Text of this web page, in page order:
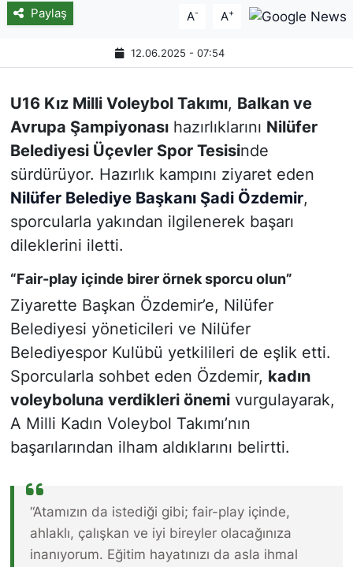
Paylaş A- A+
12.06.2025 - 07:54
U16 Kız Milli Voleybol Takımı, Balkan ve
Avrupa Şampiyonasıhazırlıklarını Nilüfer
Belediyesi Üçevler Spor Tesisinde
sürdürüyor. Hazırlık kampını ziyaret eden
Nilüfer Belediye Başkanı Şadi Özdemir,
sporcularla yakından ilgilenerek başarı
dileklerini iletti.
“Fair-play içinde birer örnek sporcu olun”
Ziyarette Başkan Özdemir’e, Nilüfer
Belediyesi yöneticileri ve Nilüfer
Belediyespor Kulübü yetkilileri de eşlik etti.
Sporcularla sohbet eden Özdemir, kadın
voleyboluna verdikleri önemivurgulayarak,
A Milli Kadın Voleybol Takımı’nın
başarılarından ilham aldıklarını belirtti.
“Atamızın da istediği gibi; fair-play içinde,
ahlaklı, çalışkan ve iyi bireyler olacağınıza
inanıyorum. Eğitim hayatınızı da asla ihmal